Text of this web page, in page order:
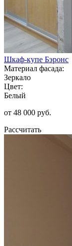
Шкаф-купе Бэронс
Материал фасада:
Зеркало
Цвет:
Белый
от 48 000 руб.
Рассчитать